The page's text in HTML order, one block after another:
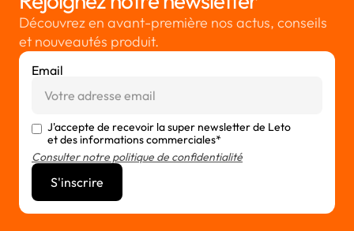
Découvrez en avant-première nos actus, conseils
et nouveautés produit.
Email
J'accepte de recevoir la super newsletter de Leto
et des informations commerciales*
Consulter notre politique de confidentialité